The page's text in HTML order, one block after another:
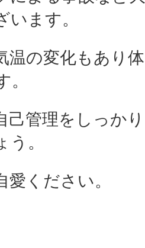
います。
温の変化もあり
己管理をしっか
。
愛ください。